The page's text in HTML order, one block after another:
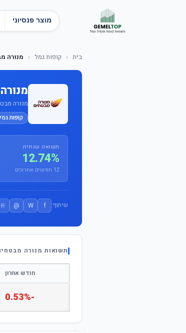
מוצר פנסיוני
בית › קופות גמל › מנורה
מנורה
קופות
תשואה שנתית
12.74%
12 חודשים אחרונים
שיתוף: f
W
@
⎘
תשואות מנורה
חודש אחרון
-0.53%